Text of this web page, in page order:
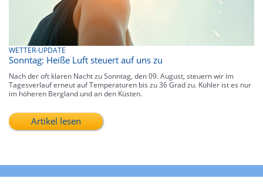
WETTER-UPDATE
Sonntag: Heiße Luft steuert auf uns zu
Nach der oft klaren Nacht zu Sonntag, den 09. August, steuern wir im
Tagesverlauf erneut auf Temperaturen bis zu 36 Grad zu. Kühler ist es nur
im höheren Bergland und an den Küsten.
Artikel lesen